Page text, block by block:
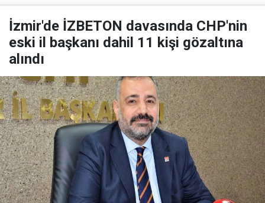
İzmir'de İZBETON davasında CHP'nin
eski il başkanı dahil 11 kişi gözaltına
alındı